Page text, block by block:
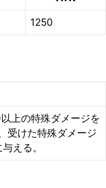
1250
上の特殊ダメージを
受けた特殊ダメージ
える。